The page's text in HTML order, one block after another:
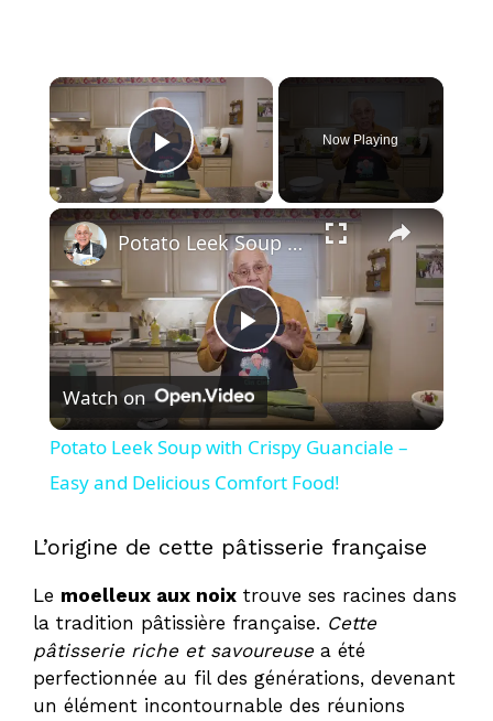
×
Play Video
Now Playing
×
P
l
a
y
V
i
Potato Leek Soup with Crispy Guanciale – Easy and Delicious Comfort Food!
Watch on
Potato Leek Soup with Crispy Guanciale –
Easy and Delicious Comfort Food!
L’origine de cette pâtisserie française
Le moelleux aux noix trouve ses racines dans
la tradition pâtissière française. Cette
pâtisserie riche et savoureusea été
perfectionnée au fil des générations, devenant
un élément incontournable des réunions